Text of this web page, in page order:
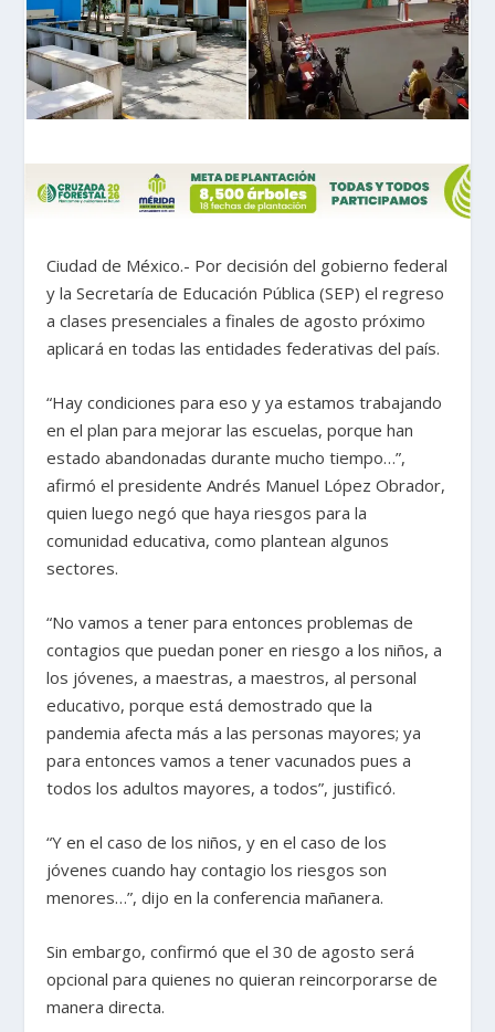
Ciudad de México.- Por decisión del gobierno federal
y la Secretaría de Educación Pública (SEP) el regreso
a clases presenciales a finales de agosto próximo
aplicará en todas las entidades federativas del país.
“Hay condiciones para eso y ya estamos trabajando
en el plan para mejorar las escuelas, porque han
estado abandonadas durante mucho tiempo…”,
afirmó el presidente Andrés Manuel López Obrador,
quien luego negó que haya riesgos para la
comunidad educativa, como plantean algunos
sectores.
“No vamos a tener para entonces problemas de
contagios que puedan poner en riesgo a los niños, a
los jóvenes, a maestras, a maestros, al personal
educativo, porque está demostrado que la
pandemia afecta más a las personas mayores; ya
para entonces vamos a tener vacunados pues a
todos los adultos mayores, a todos”, justificó.
“Y en el caso de los niños, y en el caso de los
jóvenes cuando hay contagio los riesgos son
menores…”, dijo en la conferencia mañanera.
Sin embargo, confirmó que el 30 de agosto será
opcional para quienes no quieran reincorporarse de
manera directa.